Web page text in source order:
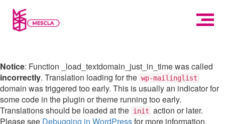
Notice: Function _load_textdomain_just_in_time was called
incorrectly. Translation loading for the wp-mailinglist
domain was triggered too early. This is usually an indicator for
some code in the plugin or theme running too early.
Translations should be loaded at the init action or later.
Please see Debugging in WordPressfor more information.